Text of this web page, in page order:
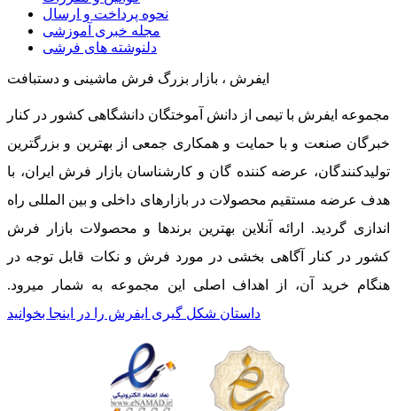
نحوه پرداخت و ارسال
مجله خبری آموزشی
دلنوشته های فرشی
ایفرش ، بازار بزرگ فرش ماشینی و دستبافت
مجموعه ایفرش با تیمی از دانش آموختگان دانشگاهی کشور در کنار
خبرگان صنعت و با حمایت و همکاری جمعی از بهترین و بزرگترین
تولیدکنندگان، عرضه کننده گان و کارشناسان بازار فرش ایران، با
هدف عرضه مستقیم محصولات در بازارهای داخلی و بین المللی راه
اندازی گردید. ارائه آنلاین بهترین برندها و محصولات بازار فرش
کشور در کنار آگاهی بخشی در مورد فرش و نکات قابل توجه در
هنگام خرید آن، از اهداف اصلی این مجموعه به شمار میرود.
داستان شکل گیری ایفرش را در اینجا بخوانید